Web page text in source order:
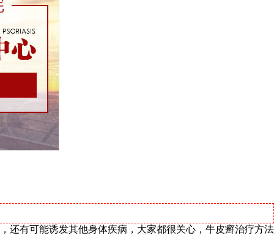
还有可能诱发其他身体疾病，大家都很关心，牛皮癣治疗方法